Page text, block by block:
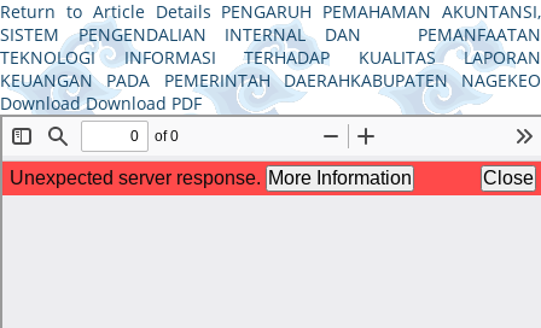
Return to Article Details PENGARUH PEMAHAMAN AKUNTANSI,
SISTEM PENGENDALIAN INTERNAL DAN PEMANFAATAN
TEKNOLOGI INFORMASI TERHADAP KUALITAS LAPORAN
KEUANGAN PADA PEMERINTAH DAERAHKABUPATEN NAGEKEO
DownloadDownload PDF